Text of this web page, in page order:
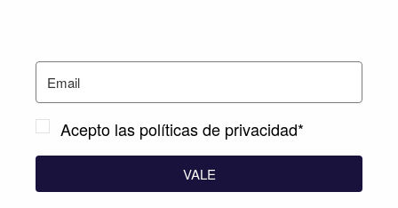
Acepto las políticas de privacidad*
VALE